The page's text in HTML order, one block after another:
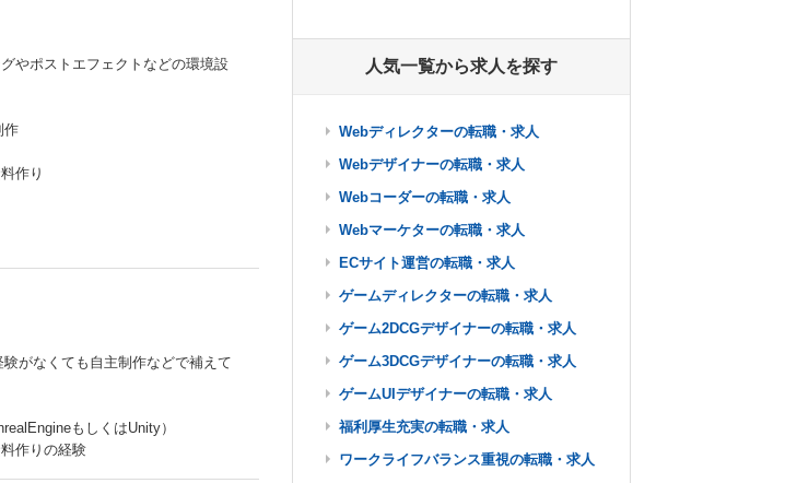
やポストエフェクトなどの環境設
作
作り
がなくても自主制作などで補えて
もしくはUnity）
作りの経験
人気一覧から求人を探す
Webディレクターの転職・求人
Webデザイナーの転職・求人
Webコーダーの転職・求人
Webマーケターの転職・求人
ECサイト運営の転職・求人
ゲームディレクターの転職・求人
ゲーム2DCGデザイナーの転職・求人
ゲーム3DCGデザイナーの転職・求人
ゲームUIデザイナーの転職・求人
福利厚生充実の転職・求人
ワークライフバランス重視の転職・求人